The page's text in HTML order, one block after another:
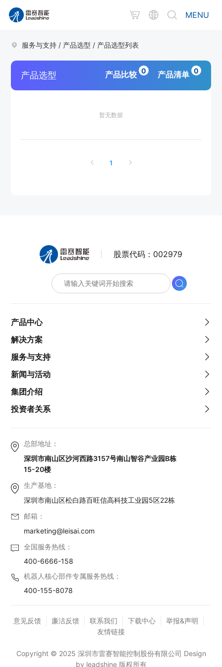
MENU
服务与支持 / 产品选型 / 产品选型列表
产品选型 产品比较 0 产品清单 0
暂无数据
1
股票代码： 002979
总部地址：
深圳市南山区沙河西路3157号南山智谷产业园B栋
15-20楼
生产基地：
深圳市南山区松白路百旺信高科技工业园5区22栋
邮箱：
marketing@leisai.com
全国服务热线：
400-6666-158
机器人核心部件专属服务热线：
400-155-8078
产品中心
解决方案
服务与支持
新闻与活动
集团介绍
投资者关系
意见反馈 廉洁反馈 联系我们 下载中心
举报&声明
友情链接
Copyright © 2025 深圳市雷赛智能控制股份有限公司 Design
by leadshine 版权所有